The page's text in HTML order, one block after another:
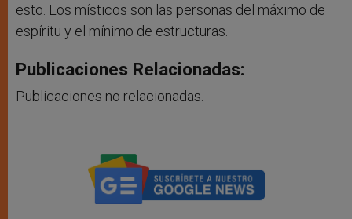
esto. Los místicos son las personas del máximo de
espíritu y el mínimo de estructuras.
Publicaciones Relacionadas:
Publicaciones no relacionadas.